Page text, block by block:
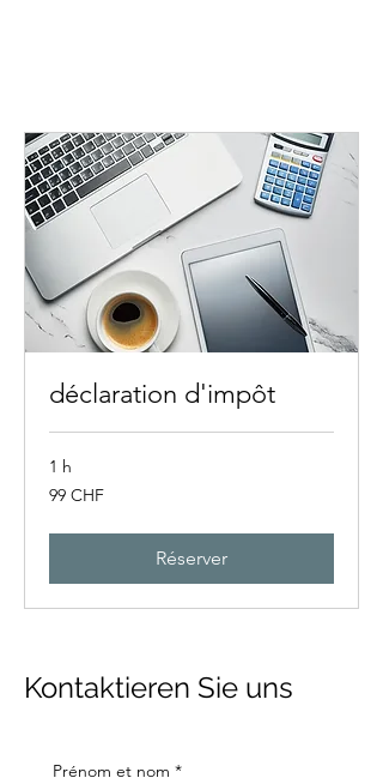
déclaration d'impôt
1 h
99
francs
99 CHF
Réserver
Kontaktieren Sie uns
Prénom et nom *